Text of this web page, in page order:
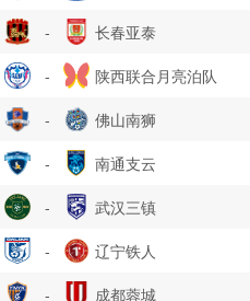
- 长春亚泰
- 陕西联合月亮泊队
- 佛山南狮
- 南通支云
- 武汉三镇
- 辽宁铁人
- 成都蓉城